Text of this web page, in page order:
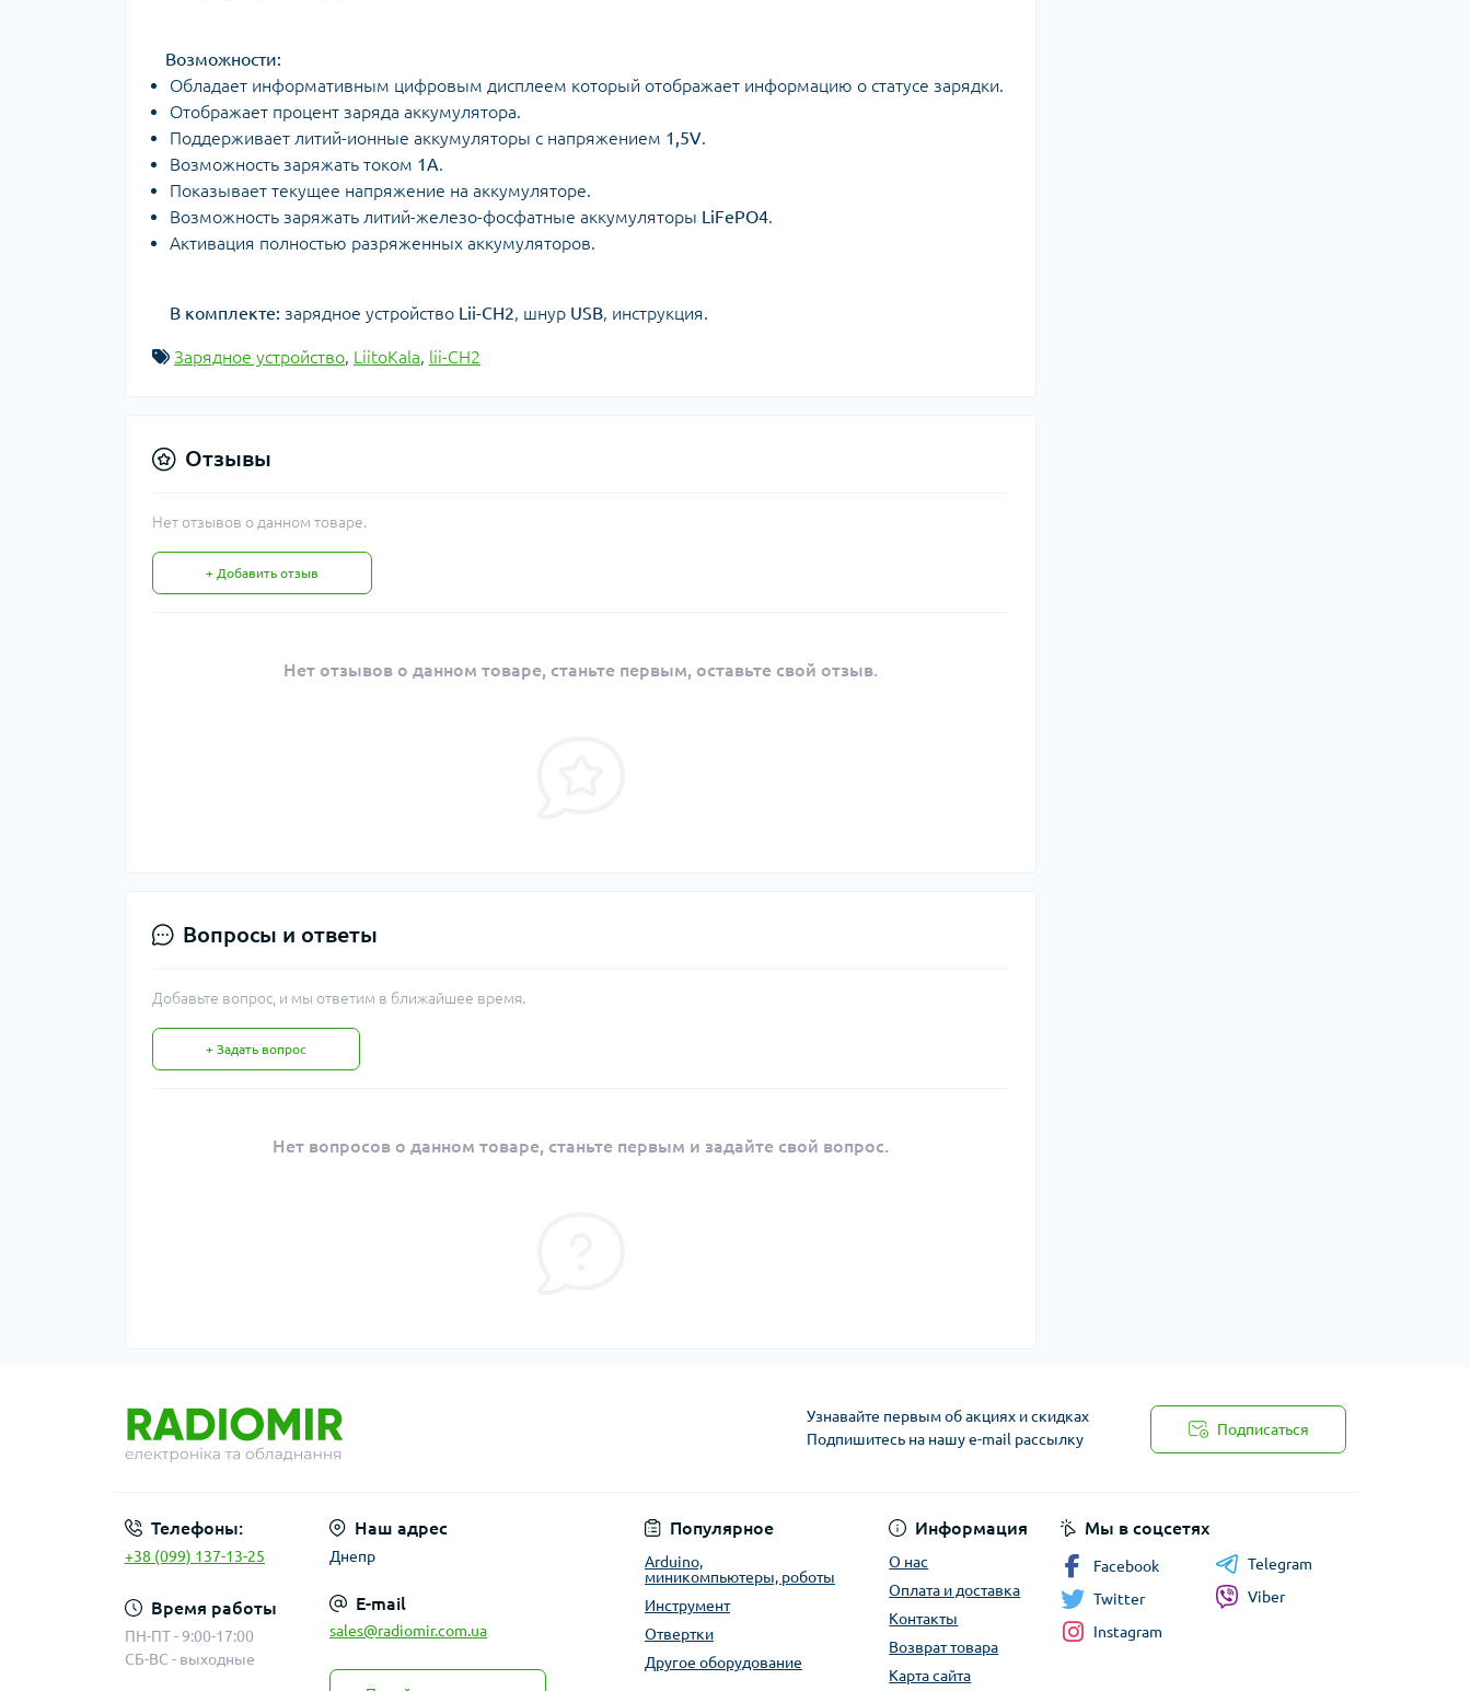
Возможности:
Обладает информативным цифровым дисплеем который отображает информацию о статусе зарядки.
Отображает процент заряда аккумулятора.
Поддерживает литий-ионные аккумуляторы с напряжением 1,5V.
Возможность заряжать током 1А.
Показывает текущее напряжение на аккумуляторе.
Возможность заряжать литий-железо-фосфатные аккумуляторы LiFePO4.
Активация полностью разряженных аккумуляторов.
В комплекте: зарядное устройство Lii-CH2, шнур USB, инструкция.
Зарядное устройство, LiitoKala, lii-CH2
Отзывы
Нет отзывов о данном товаре.
+ Добавить отзыв
Нет отзывов о данном товаре, станьте первым, оставьте свой отзыв.
Вопросы и ответы
Добавьте вопрос, и мы ответим в ближайшее время.
+ Задать вопрос
Нет вопросов о данном товаре, станьте первым и задайте свой вопрос.
Узнавайте первым об акциях и скидках
Подпишитесь на нашу e-mail рассылку
Подписаться
Телефоны:
+38 (099) 137-13-25
Время работы
ПН-ПТ - 9:00-17:00
СБ-ВС - выходные
Наш адрес
Днепр
E-mail
sales@radiomir.com.ua
Популярное
Arduino,
миникомпьютеры, роботы
Инструмент
Отвертки
Другое оборудование
Информация
О нас
Оплата и доставка
Контакты
Возврат товара
Карта сайта
Мы в соцсетях
Facebook
Twitter
Instagram
Telegram
Viber